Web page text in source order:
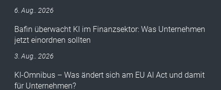
6. Aug.. 2026
Bafin überwacht KI im Finanzsektor: Was Unternehmen
jetzt einordnen sollten
3. Aug.. 2026
KI-Omnibus – Was ändert sich am EU AI Act und damit
für Unternehmen?